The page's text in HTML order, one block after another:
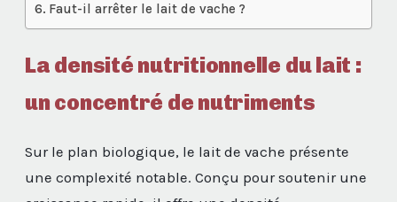
Faut-il arrêter le lait de vache ?
La densité nutritionnelle du lait :
un concentré de nutriments
Sur le plan biologique, le lait de vache présente
une complexité notable. Conçu pour soutenir une